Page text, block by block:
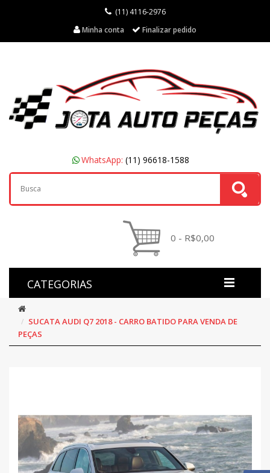
(11) 4116-2976
Minha conta
Finalizar pedido
WhatsApp: (11) 96618-1588
0 - R$0,00
CATEGORIAS
SUCATA AUDI Q7 2018 - CARRO BATIDO PARA VENDA DE
PEÇAS